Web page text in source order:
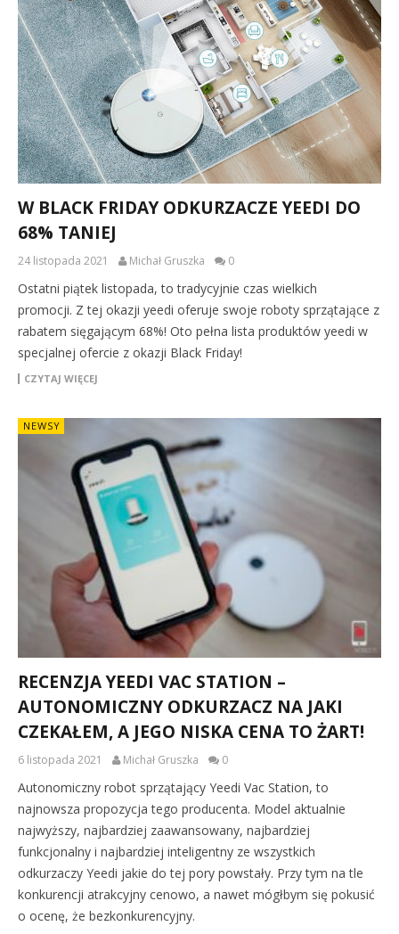
W BLACK FRIDAY ODKURZACZE YEEDI DO
68% TANIEJ
24 listopada 2021 Michał Gruszka 0
Ostatni piątek listopada, to tradycyjnie czas wielkich
promocji. Z tej okazji yeedi oferuje swoje roboty sprzątające z
rabatem sięgającym 68%! Oto pełna lista produktów yeedi w
specjalnej ofercie z okazji Black Friday!
CZYTAJ WIĘCEJ
NEWSY
RECENZJA YEEDI VAC STATION –
AUTONOMICZNY ODKURZACZ NA JAKI
CZEKAŁEM, A JEGO NISKA CENA TO ŻART!
6 listopada 2021 Michał Gruszka 0
Autonomiczny robot sprzątający Yeedi Vac Station, to
najnowsza propozycja tego producenta. Model aktualnie
najwyższy, najbardziej zaawansowany, najbardziej
funkcjonalny i najbardziej inteligentny ze wszystkich
odkurzaczy Yeedi jakie do tej pory powstały. Przy tym na tle
konkurencji atrakcyjny cenowo, a nawet mógłbym się pokusić
o ocenę, że bezkonkurencyjny.